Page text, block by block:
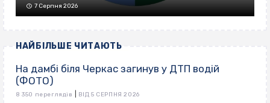
7 Серпня 2026
НАЙБІЛЬШЕ ЧИТАЮТЬ
На дамбі біля Черкас загинув у ДТП водій
(ФОТО)
8 350 переглядів ВІД 5 СЕРПНЯ 2026